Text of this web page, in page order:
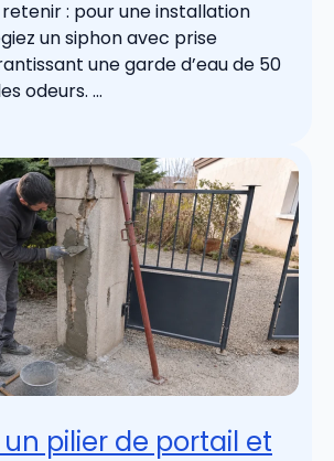
retenir : pour une installation
un siphon avec prise
une garde d’eau de 50
odeurs. ...
pilier de portail et